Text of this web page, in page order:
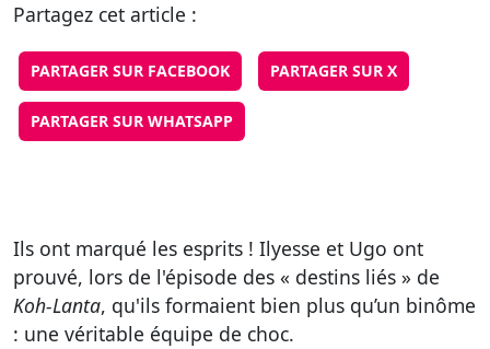
Partagez cet article :
PARTAGER SUR FACEBOOK PARTAGER SUR X
PARTAGER SUR WHATSAPP
Ils ont marqué les esprits ! Ilyesse et Ugo ont
prouvé, lors de l'épisode des « destins liés » de
Koh-Lanta, qu'ils formaient bien plus qu’un binôme
: une véritable équipe de choc.